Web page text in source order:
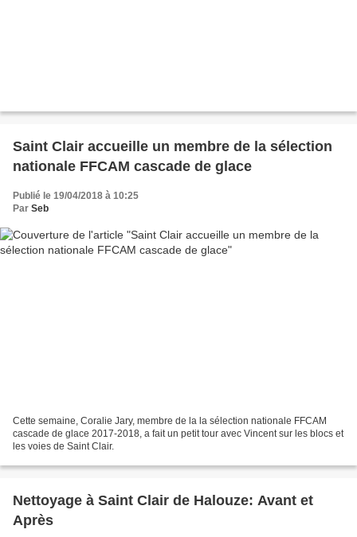
Saint Clair accueille un membre de la sélection
nationale FFCAM cascade de glace
Publié le 19/04/2018 à 10:25
Par Seb
Cette semaine, Coralie Jary, membre de la la sélection nationale FFCAM
cascade de glace 2017-2018, a fait un petit tour avec Vincent sur les blocs et
les voies de Saint Clair.
Nettoyage à Saint Clair de Halouze: Avant et
Après